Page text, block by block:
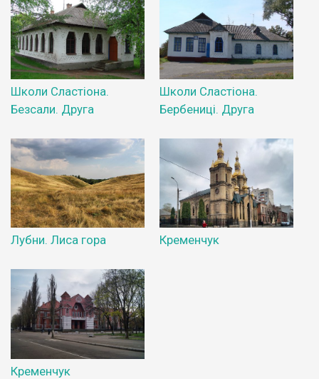
Школи Сластіона.
Безсали. Друга
Школи Сластіона.
Бербениці. Друга
Лубни. Лиса гора Кременчук
Кременчук